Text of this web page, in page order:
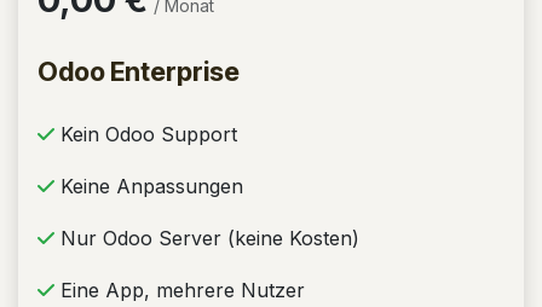
/ Monat
Odoo Enterprise
Kein Odoo Support
Keine Anpassungen
Nur Odoo Server (keine Kosten)
Eine App, mehrere Nutzer